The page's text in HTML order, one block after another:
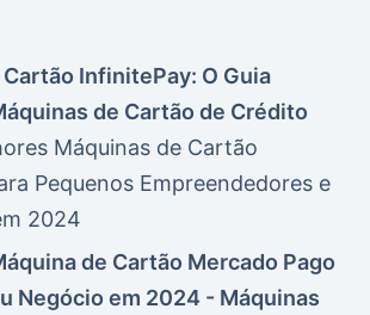
InfinitePay: O Guia
de Cartão de Crédito
Máquinas de Cartão
Pequenos Empreendedores e
2024
de Cartão Mercado Pago
Negócio em 2024 - Máquinas